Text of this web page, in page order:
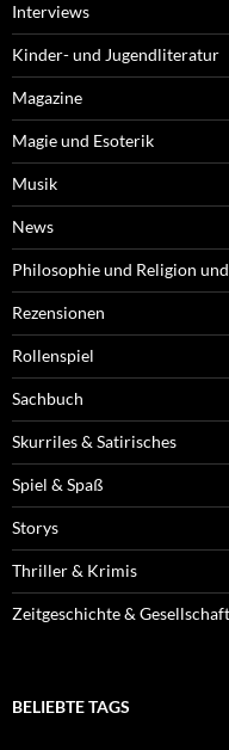
Interviews
Kinder- und Jugendliteratur
Magazine
Magie und Esoterik
Musik
News
Philosophie und Religion
Rezensionen
Rollenspiel
Sachbuch
Skurriles & Satirisches
Spiel & Spaß
Storys
Thriller & Krimis
Zeitgeschichte & Gesellschaft
BELIEBTE TAGS